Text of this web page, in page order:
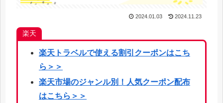
2024.01.03 2024.11.23
楽天
楽天トラベルで使える割引クーポンはこち
ら ＞＞
楽天市場のジャンル別！人気クーポン配布
はこちら＞＞